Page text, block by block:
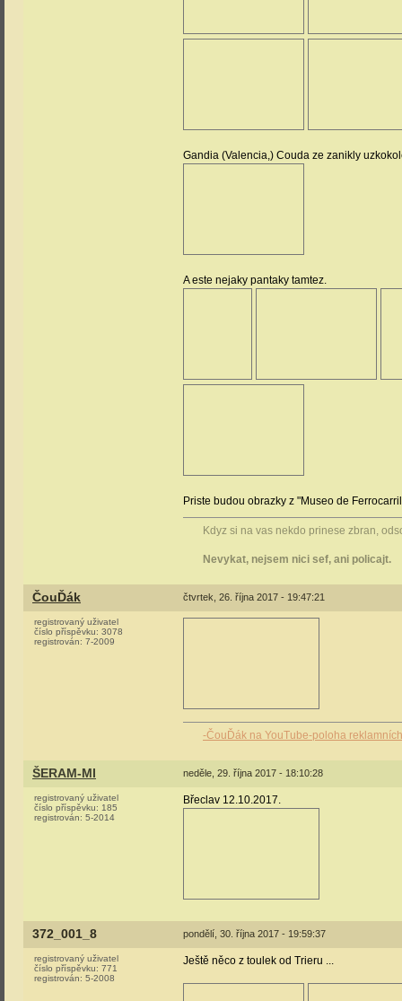
Gandia (Valencia,) Couda ze zanikly
A este nejaky pantaky tamtez.
Priste budou obrazky z "Museo de
Kdyz si na vas nekdo prinese zbran,
Nevykat, nejsem nici sef, ani policajt.
ČouĎák čtvrtek, 26. října 2017 - 19:47:21
registrovaný uživatel
číslo příspěvku: 3078
registrován: 7-2009
-ČouĎák na YouTube-poloha
ŠERAM-MI neděle, 29. října 2017 - 18:10:28
registrovaný uživatel
číslo příspěvku: 185
registrován: 5-2014
Břeclav 12.10.2017.
372_001_8 pondělí, 30. října 2017 - 19:59:37
registrovaný uživatel
číslo příspěvku: 771
registrován: 5-2008
Ještě něco z toulek od Trieru ...